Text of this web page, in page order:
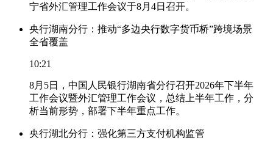
宁省外汇管理工作会议于8月4日召开。
央行湖南分行：推动“多边央行数字货币桥”跨境场景
全省覆盖
10:21
8月5日，中国人民银行湖南省分行召开2026年下半年
工作会议暨外汇管理工作会议，总结上半年工作，分
析当前形势，部署下半年重点工作。
央行湖北分行：强化第三方支付机构监管